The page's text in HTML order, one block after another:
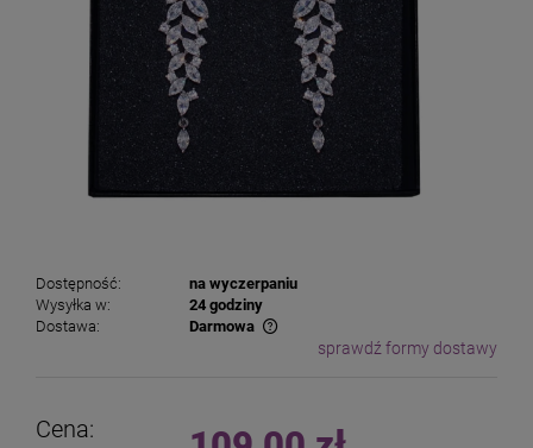
Dostępność:
na wyczerpaniu
Wysyłka w:
24 godziny
Dostawa:
Darmowa
Cena nie zawiera ewentualnych kosztów płatnościsprawdź formy dostawy
Cena: